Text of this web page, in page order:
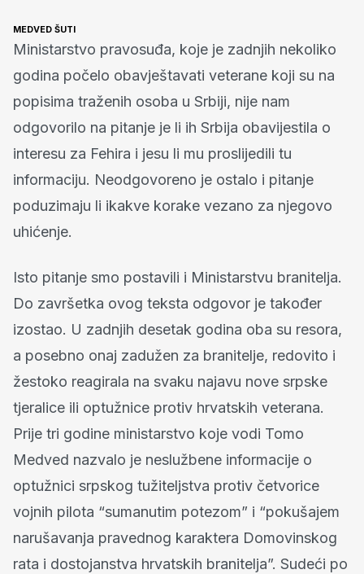
MEDVED ŠUTI
Ministarstvo pravosuđa, koje je zadnjih nekoliko
godina počelo obavještavati veterane koji su na
popisima traženih osoba u Srbiji, nije nam
odgovorilo na pitanje je li ih Srbija obavijestila o
interesu za Fehira i jesu li mu proslijedili tu
informaciju. Neodgovoreno je ostalo i pitanje
poduzimaju li ikakve korake vezano za njegovo
uhićenje.
Isto pitanje smo postavili i Ministarstvu branitelja.
Do završetka ovog teksta odgovor je također
izostao. U zadnjih desetak godina oba su resora,
a posebno onaj zadužen za branitelje, redovito i
žestoko reagirala na svaku najavu nove srpske
tjeralice ili optužnice protiv hrvatskih veterana.
Prije tri godine ministarstvo koje vodi Tomo
Medved nazvalo je neslužbene informacije o
optužnici srpskog tužiteljstva protiv četvorice
vojnih pilota “sumanutim potezom” i “pokušajem
narušavanja pravednog karaktera Domovinskog
rata i dostojanstva hrvatskih branitelja”. Sudeći po